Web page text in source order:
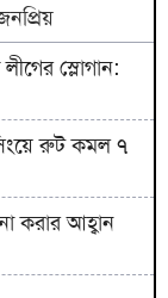
স্লোগান:
রুট কমল ৭
করার আহ্বান